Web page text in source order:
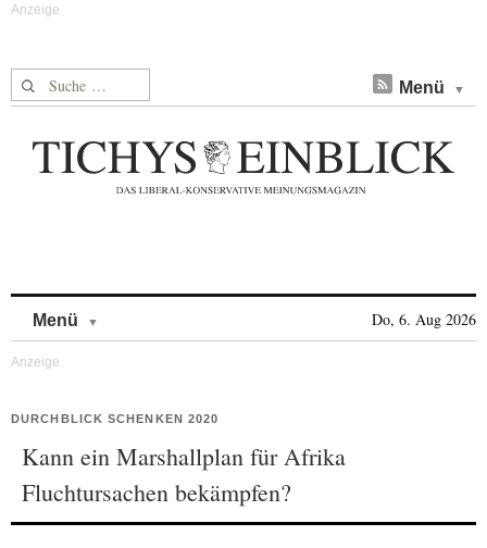
Suche nach: Menü
Menü Do, 6. Aug 2026
DURCHBLICK SCHENKEN 2020
Kann ein Marshallplan für Afrika
Fluchtursachen bekämpfen?